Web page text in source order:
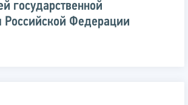
государственной
Федерации